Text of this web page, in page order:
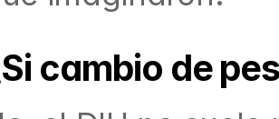
cambio de